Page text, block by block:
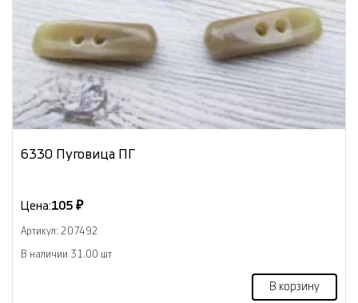
6330 Пуговица ПГ
Цена:105 ₽
Артикул: 207492
В наличии 31.00 шт
В корзину